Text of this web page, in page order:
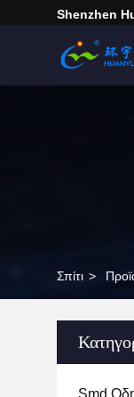
Shenzhen
Σπίτι >
Smd